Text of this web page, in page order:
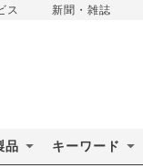
ス 新聞・雑誌
品 キーワード